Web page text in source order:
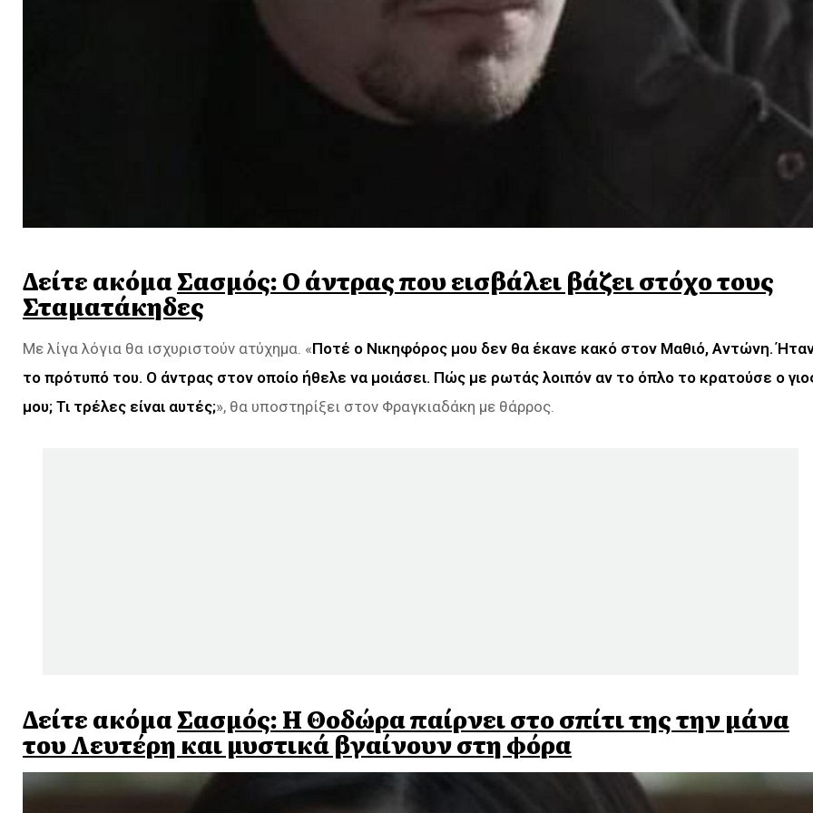
Δείτε ακόμαΣασμός: Ο άντρας που εισβάλει βάζει στόχο τους
Σταματάκηδες
Με λίγα λόγια θα ισχυριστούν ατύχημα. «Ποτέ ο Νικηφόρος μου δεν θα έκανε κακό στον Μαθιό, Αντώνη.
το πρότυπό του. Ο άντρας στον οποίο ήθελε να μοιάσει. Πώς με ρωτάς λοιπόν αν το όπλο το κρατούσε ο
μου; Τι τρέλες είναι αυτές;», θα υποστηρίξει στον Φραγκιαδάκη με θάρρος.
Δείτε ακόμαΣασμός: Η Θοδώρα παίρνει στο σπίτι της την μάνα
του Λευτέρη και μυστικά βγαίνουν στη φόρα